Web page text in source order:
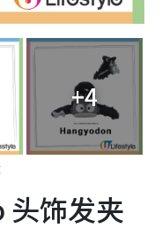
+4
头饰发夹